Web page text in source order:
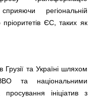
регіональній
пріоритетів ЄС, таких як
Грузії та Україні шляхом
та національними
ініціатив з